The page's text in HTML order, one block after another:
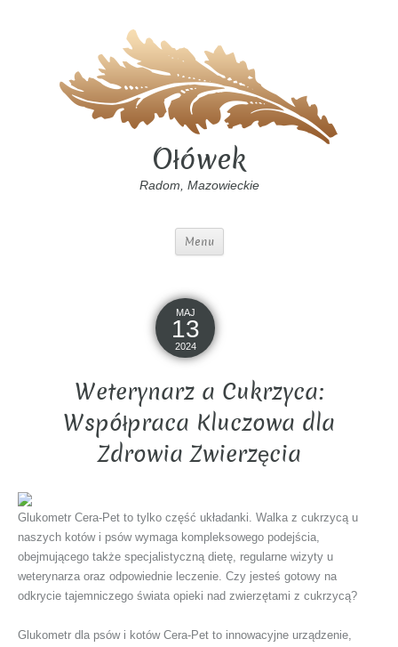
Ołówek
Radom, Mazowieckie
Menu
MAJ
13
2024
Weterynarz a Cukrzyca:
Współpraca Kluczowa dla
Zdrowia Zwierzęcia
Glukometr Cera-Pet to tylko część układanki. Walka z cukrzycą u
naszych kotów i psów wymaga kompleksowego podejścia,
obejmującego także specjalistyczną dietę, regularne wizyty u
weterynarza oraz odpowiednie leczenie. Czy jesteś gotowy na
odkrycie tajemniczego świata opieki nad zwierzętami z cukrzycą?
Glukometr dla psów i kotów Cera-Pet to innowacyjne urządzenie,